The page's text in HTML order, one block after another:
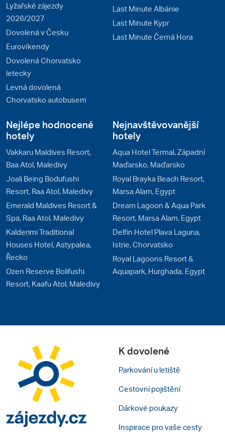
Lyžařské zájezdy
2026/2027
Dovolená v Česku
Eurovíkendy
Dovolená Chorvatsko
letecky
Levná dovolená
Chorvatsko autobusem
Last Minute Albánie
Last Minute Kypr
Last Minute Černá Hora
Nejlépe hodnocené
hotely
Vakkaru Maldives Resort,
Baa Atol, Maledivy
Joali Being Bodufushi
Resort, Raa Atol, Maledivy
Emerald Maldives Resort &
Spa, Raa Atol, Maledivy
Kalderimi Traditional
Houses Hotel, Astypalea,
Řecko
Ozen Reserve Bolifushi
Resort, Kaafu Atol, Maledivy
Nejnavštěvovanější
hotely
Aqua Hotel Termal, Západní
Maďarsko, Maďarsko
Royal Brayka Beach Resort,
Marsa Alam, Egypt
Dream Lagoon & Aqua Park
Resort, Marsa Alam, Egypt
Delfin Hotel Plava Laguna,
Istrie, Chorvatsko
Royal Lagoons Resort &
Aquapark, Hurghada, Egypt
K dovolené
Parkování u letiště
Cestovní pojištění
Dárkové poukazy
Inspirace pro vaše cesty